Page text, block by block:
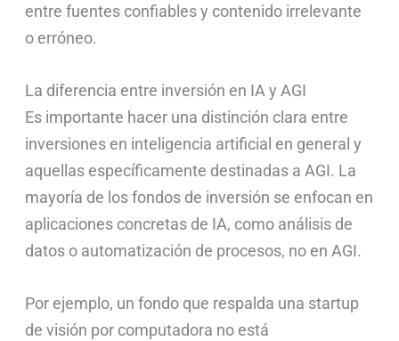
entre fuentes confiables y contenido irrelevante
o erróneo.
La diferencia entre inversión en IA y AGI
Es importante hacer una distinción clara entre
inversiones en inteligencia artificial en general y
aquellas específicamente destinadas a AGI. La
mayoría de los fondos de inversión se enfocan en
aplicaciones concretas de IA, como análisis de
datos o automatización de procesos, no en AGI.
Por ejemplo, un fondo que respalda una startup
de visión por computadora no está